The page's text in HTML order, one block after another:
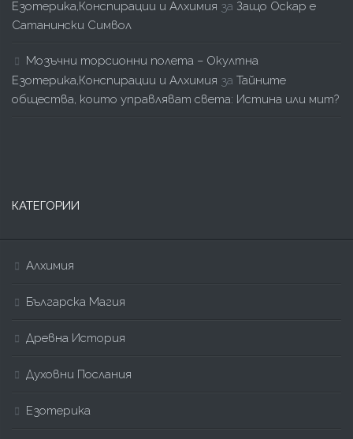
Езотерика,Конспирации и Алхимия за Защо Оскар е
Сатанински Символ
Мозъчни торсионни полета – Окултна
Езотерика,Конспирации и Алхимия за Тайните
общества, които управляват света: Истина или мит?
КАТЕГОРИИ
Алхимия
Българска Магия
Древна История
Духовни Послания
Езотерика